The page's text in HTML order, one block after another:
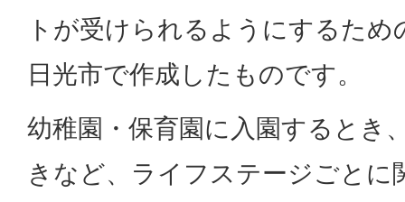
トが受けられるようにするた
日光市で作成したものです。
幼稚園・保育園に入園するとき
きなど、ライフステージごとに